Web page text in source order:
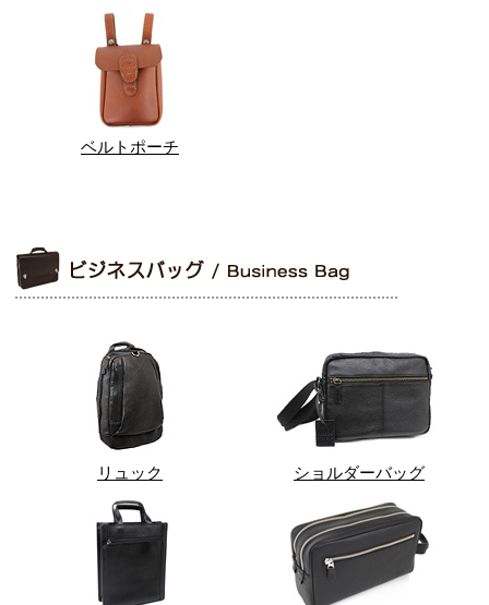
ベルトポーチ
リュック ショルダーバッグ